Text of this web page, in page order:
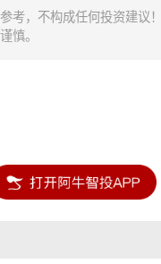
考，不构成任何投资建议
慎。